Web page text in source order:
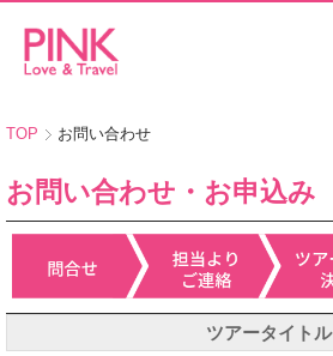
TOP お問い合わせ
お問い合わせ・お申込み
ツアータイトル